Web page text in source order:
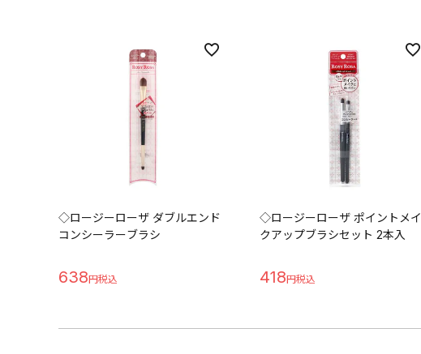
◇ロージーローザ ダブルエンド
コンシーラーブラシ
638
◇ロージーローザ ポイントメイ
クアップブラシセット 2本入
418